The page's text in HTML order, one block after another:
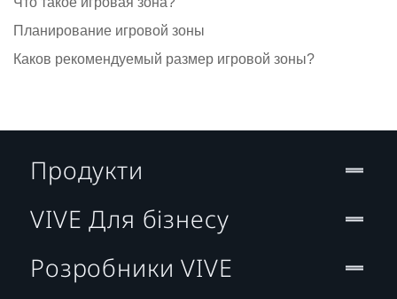
Планирование игровой зоны
Каков рекомендуемый размер игровой зоны?
Продукти
VIVE Для бізнесу
Розробники VIVE